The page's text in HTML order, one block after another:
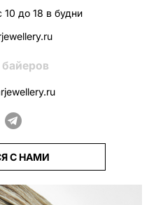
10 до 18 в будни
С НАМИ